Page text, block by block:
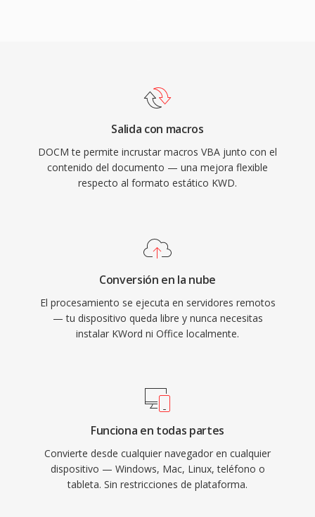
Salida con macros
DOCM te permite incrustar macros VBA junto con el
contenido del documento — una mejora flexible
respecto al formato estático KWD.
Conversión en la nube
El procesamiento se ejecuta en servidores remotos
— tu dispositivo queda libre y nunca necesitas
instalar KWord ni Office localmente.
Funciona en todas partes
Convierte desde cualquier navegador en cualquier
dispositivo — Windows, Mac, Linux, teléfono o
tableta. Sin restricciones de plataforma.